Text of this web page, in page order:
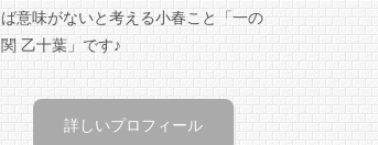
ば意味がないと考える小春こと「一の
関 乙十葉」です♪
詳しいプロフィール